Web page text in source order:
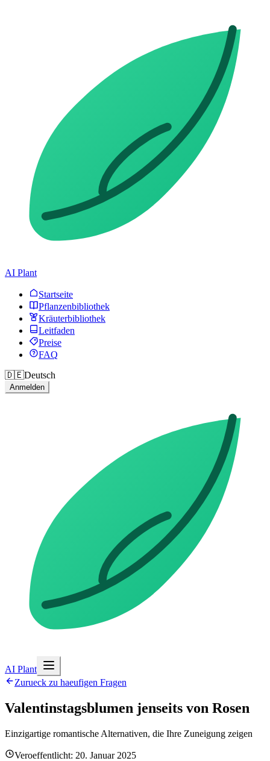
AI Plant
Startseite
Pflanzenbibliothek
Kräuterbibliothek
Leitfaden
Preise
FAQ
🇩🇪Deutsch
Anmelden
AI Plant
Zurueck zu haeufigen Fragen
Valentinstagsblumen jenseits von Rosen
Einzigartige romantische Alternativen, die Ihre Zuneigung zeigen
Veroeffentlicht: 20. Januar 2025